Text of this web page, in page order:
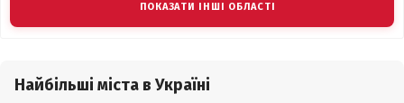
ПОКАЗАТИ ІНШІ ОБЛАСТІ
Найбільші міста в Україні